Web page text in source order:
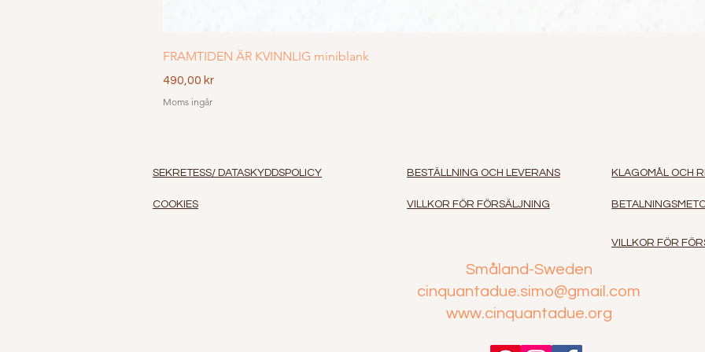
FRAMTIDEN ÄR KVINNLIG miniblank
Pris
490,00 kr
Moms ingår
KLAGOMÅL OCH
BESTÄLLNING OCH LEVERANS
SEKRETESS/ DATASKYDDSPOLICY
VILLKOR FÖR FÖRSÄLJNING
COOKIES
VILLKOR FÖR
Småland-Sweden
cinquantadue.simo@gmail.com
www.cinquantadue.org